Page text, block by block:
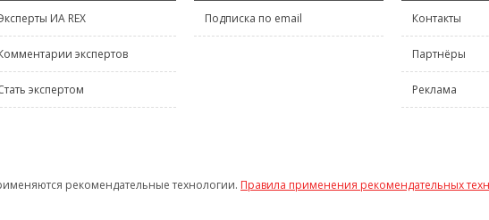
ИА REX
экспертов
экспертом
Подписка по email Контакты
Партнёры
Реклама
рекомендательные технологии. Правила применения рекомендательных